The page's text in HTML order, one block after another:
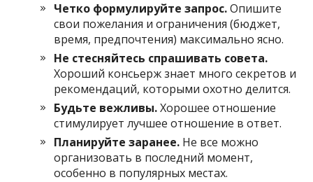
Четко формулируйте запрос.Опишите
свои пожелания и ограничения (бюджет,
время, предпочтения) максимально ясно.
Не стесняйтесь спрашивать совета.
Хороший консьерж знает много секретов и
рекомендаций, которыми охотно делится.
Будьте вежливы.Хорошее отношение
стимулирует лучшее отношение в ответ.
Планируйте заранее. Не все можно
организовать в последний момент,
особенно в популярных местах.